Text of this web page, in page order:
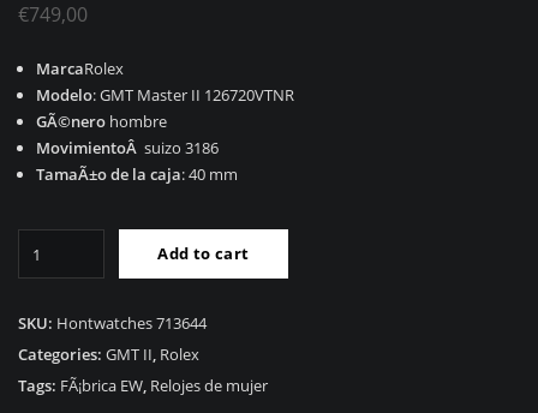
€749,00
MarcaRolex
Modelo: GMT Master II 126720VTNR
GÃ©nero hombre
MovimientoÂ suizo 3186
TamaÃ±o de la caja: 40 mm
Master
II
126720VTNR
Sprite
Add to cart
SKU: Hontwatches 713644
Categories: GMT II, Rolex
Tags: FÃ¡brica EW, Relojes de mujer